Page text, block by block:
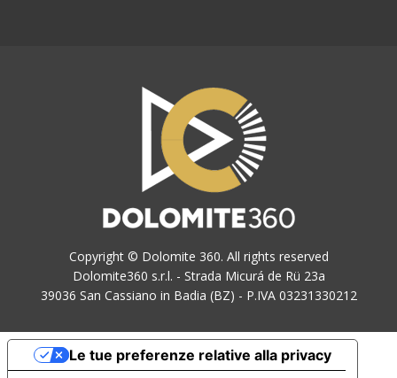
Copyright © Dolomite 360. All rights reserved
Dolomite360 s.r.l. - Strada Micurá de Rü 23a
39036 San Cassiano in Badia (BZ) - P.IVA 03231330212
Le tue preferenze relative alla privacy